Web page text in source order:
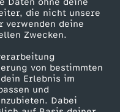
Daten ohne deine
die nicht unsere
verwenden deine
Zwecken.
von bestimmten
Erlebnis im
und
Dabei
zum ZDF